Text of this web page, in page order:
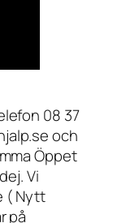
08 37
och
Öppet
Vi
( Nytt
på